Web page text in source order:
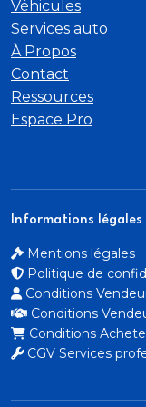
Phares à
croisement
halogènes
Intégration
Mémoire
Connexion
navigation
Véhicules
Services auto
À Propos
Contact
Ressources
Espace Pro
Informations légales
Mentions légales
Politique de
Conditions
Conditions
Conditions
CGV Services